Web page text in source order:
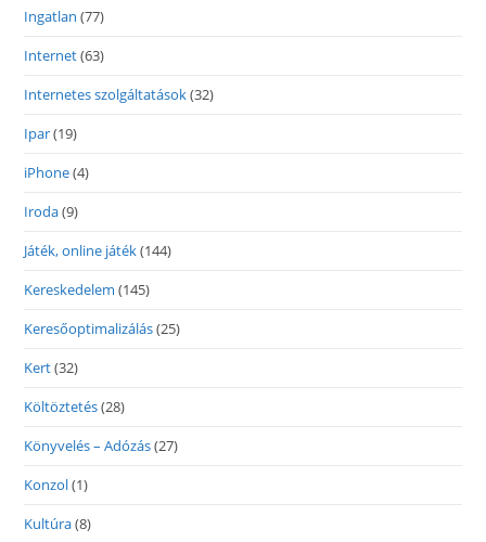
Ingatlan (77)
Internet(63)
Internetes szolgáltatások(32)
Ipar(19)
iPhone(4)
Iroda(9)
Játék, online játék(144)
Kereskedelem (145)
Keresőoptimalizálás(25)
Kert(32)
Költöztetés(28)
Könyvelés – Adózás(27)
Konzol(1)
Kultúra(8)